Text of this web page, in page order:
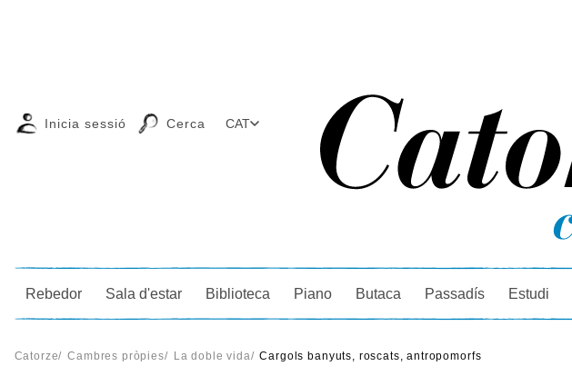
Cercador
Inicia sessió Cerca CAT
Rebedor Sala d'estar Biblioteca Piano Butaca Passadís Estudi
Catorze/ Cambres pròpies/ La doble vida/ Cargols banyuts, roscats, antropomorfs